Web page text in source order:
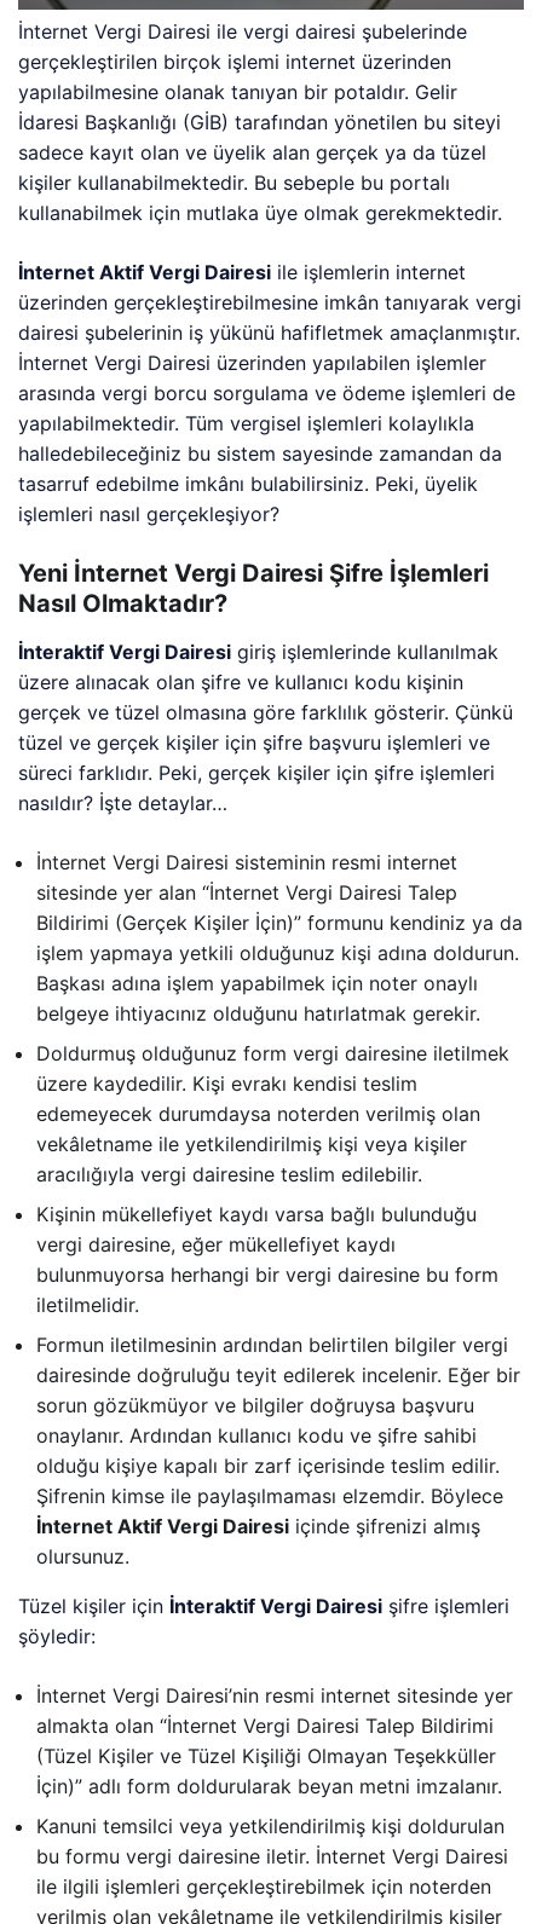
İnternet Vergi Dairesi ile vergi dairesi şubelerinde
gerçekleştirilen birçok işlemi internet üzerinden
yapılabilmesine olanak tanıyan bir potaldır. Gelir
İdaresi Başkanlığı (GİB) tarafından yönetilen bu siteyi
sadece kayıt olan ve üyelik alan gerçek ya da tüzel
kişiler kullanabilmektedir. Bu sebeple bu portalı
kullanabilmek için mutlaka üye olmak gerekmektedir.
İnternet Aktif Vergi Dairesi ile işlemlerin internet
üzerinden gerçekleştirebilmesine imkân tanıyarak vergi
dairesi şubelerinin iş yükünü hafifletmek amaçlanmıştır.
İnternet Vergi Dairesi üzerinden yapılabilen işlemler
arasında vergi borcu sorgulama ve ödeme işlemleri de
yapılabilmektedir. Tüm vergisel işlemleri kolaylıkla
halledebileceğiniz bu sistem sayesinde zamandan da
tasarruf edebilme imkânı bulabilirsiniz. Peki, üyelik
işlemleri nasıl gerçekleşiyor?
Yeni İnternet Vergi Dairesi Şifre İşlemleri
Nasıl Olmaktadır?
İnteraktif Vergi Dairesi giriş işlemlerinde kullanılmak
üzere alınacak olan şifre ve kullanıcı kodu kişinin
gerçek ve tüzel olmasına göre farklılık gösterir. Çünkü
tüzel ve gerçek kişiler için şifre başvuru işlemleri ve
süreci farklıdır. Peki, gerçek kişiler için şifre işlemleri
nasıldır? İşte detaylar…
İnternet Vergi Dairesi sisteminin resmi internet
sitesinde yer alan “İnternet Vergi Dairesi Talep
Bildirimi (Gerçek Kişiler İçin)” formunu kendiniz ya da
işlem yapmaya yetkili olduğunuz kişi adına doldurun.
Başkası adına işlem yapabilmek için noter onaylı
belgeye ihtiyacınız olduğunu hatırlatmak gerekir.
Doldurmuş olduğunuz form vergi dairesine iletilmek
üzere kaydedilir. Kişi evrakı kendisi teslim
edemeyecek durumdaysa noterden verilmiş olan
vekâletname ile yetkilendirilmiş kişi veya kişiler
aracılığıyla vergi dairesine teslim edilebilir.
Kişinin mükellefiyet kaydı varsa bağlı bulunduğu
vergi dairesine, eğer mükellefiyet kaydı
bulunmuyorsa herhangi bir vergi dairesine bu form
iletilmelidir.
Formun iletilmesinin ardından belirtilen bilgiler vergi
dairesinde doğruluğu teyit edilerek incelenir. Eğer bir
sorun gözükmüyor ve bilgiler doğruysa başvuru
onaylanır. Ardından kullanıcı kodu ve şifre sahibi
olduğu kişiye kapalı bir zarf içerisinde teslim edilir.
Şifrenin kimse ile paylaşılmaması elzemdir. Böylece
İnternet Aktif Vergi Dairesi içinde şifrenizi almış
olursunuz.
Tüzel kişiler için İnteraktif Vergi Dairesi şifre işlemleri
şöyledir:
İnternet Vergi Dairesi’nin resmi internet sitesinde yer
almakta olan “İnternet Vergi Dairesi Talep Bildirimi
(Tüzel Kişiler ve Tüzel Kişiliği Olmayan Teşekküller
İçin)” adlı form doldurularak beyan metni imzalanır.
Kanuni temsilci veya yetkilendirilmiş kişi doldurulan
bu formu vergi dairesine iletir. İnternet Vergi Dairesi
ile ilgili işlemleri gerçekleştirebilmek için noterden
verilmiş olan vekâletname ile yetkilendirilmiş kişiler